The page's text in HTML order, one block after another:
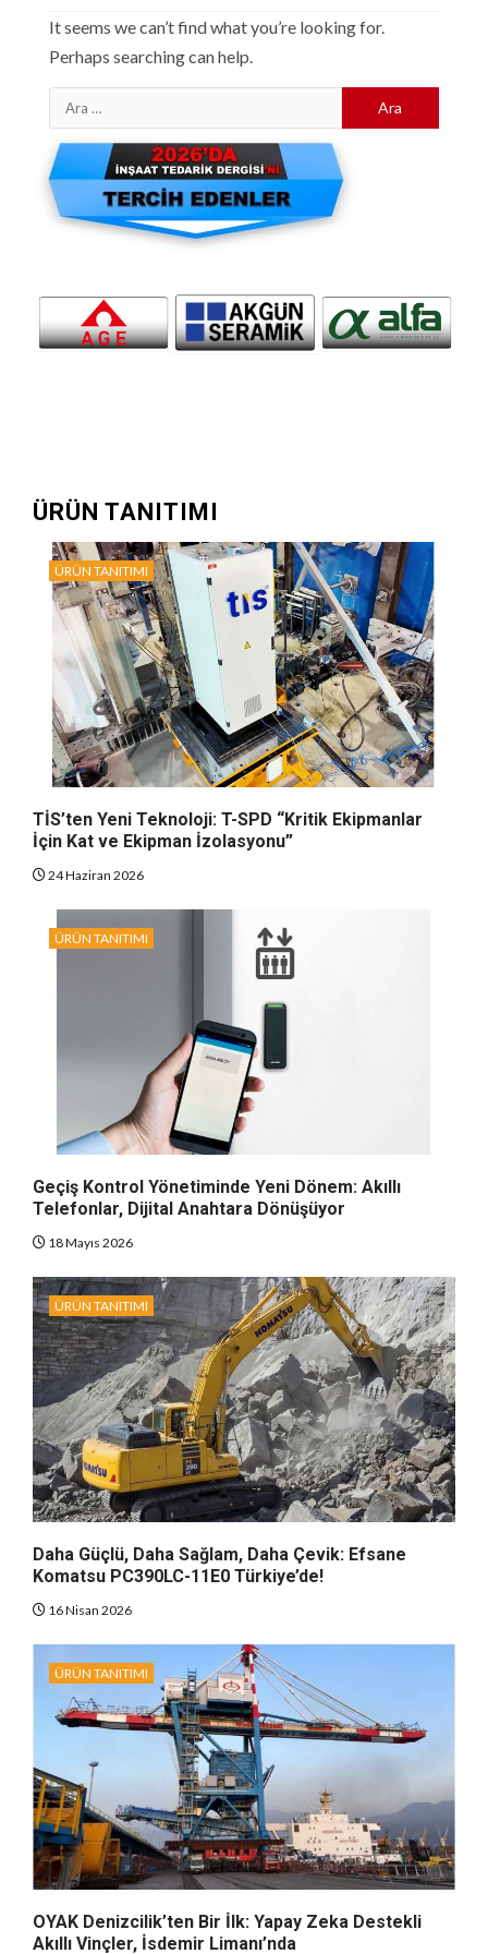
It seems we can’t find what you’re looking for.
Perhaps searching can help.
Arama:
ÜRÜN TANITIMI
ÜRÜN TANITIMI
TİS’ten Yeni Teknoloji: T-SPD “Kritik Ekipmanlar
İçin Kat ve Ekipman İzolasyonu”
24 Haziran 2026
ÜRÜN TANITIMI
Geçiş Kontrol Yönetiminde Yeni Dönem: Akıllı
Telefonlar, Dijital Anahtara Dönüşüyor
18 Mayıs 2026
ÜRÜN TANITIMI
Daha Güçlü, Daha Sağlam, Daha Çevik: Efsane
Komatsu PC390LC-11E0 Türkiye’de!
16 Nisan 2026
ÜRÜN TANITIMI
OYAK Denizcilik’ten Bir İlk: Yapay Zeka Destekli
Akıllı Vinçler, İsdemir Limanı’nda